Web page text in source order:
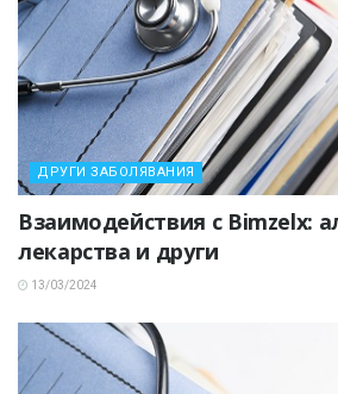
ДРУГИ ЗАБОЛЯВАНИЯ
Взаимодействия с Bimzelx:
лекарства и други
13/03/2024